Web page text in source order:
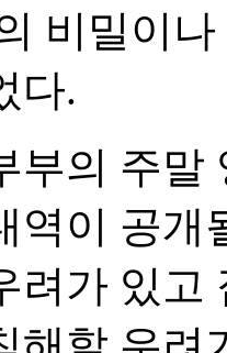
비밀이
다.
부의 주
역이 공개
려가 있고